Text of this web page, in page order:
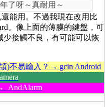
了呀～真耐用～
還能用。不過我現在改用比
。像上面的薄膜的鍵盤，可
少接觸不良，有可能可以恢
)不易輸入？→ gcin Android
AndAlarm